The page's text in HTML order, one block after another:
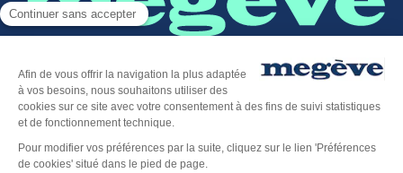
Plan du site -Mentions légales-
Politique de confidentialité-Déclaration d’accessibilité
Megève tourisme
Made with
Ce site est protégé par reCAPTCHA. Les